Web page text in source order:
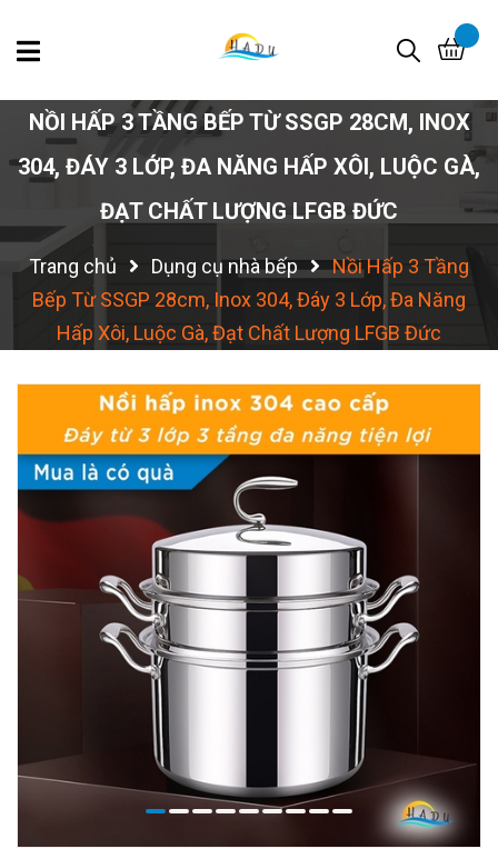
NỒI HẤP 3 TẦNG BẾP TỪ SSGP 28CM, INOX
304, ĐÁY 3 LỚP, ĐA NĂNG HẤP XÔI, LUỘC GÀ,
ĐẠT CHẤT LƯỢNG LFGB ĐỨC
Trang chủ Dụng cụ nhà bếp
Nồi Hấp 3 Tầng
Bếp Từ SSGP 28cm, Inox 304, Đáy 3 Lớp, Đa Năng
Hấp Xôi, Luộc Gà, Đạt Chất Lượng LFGB Đức